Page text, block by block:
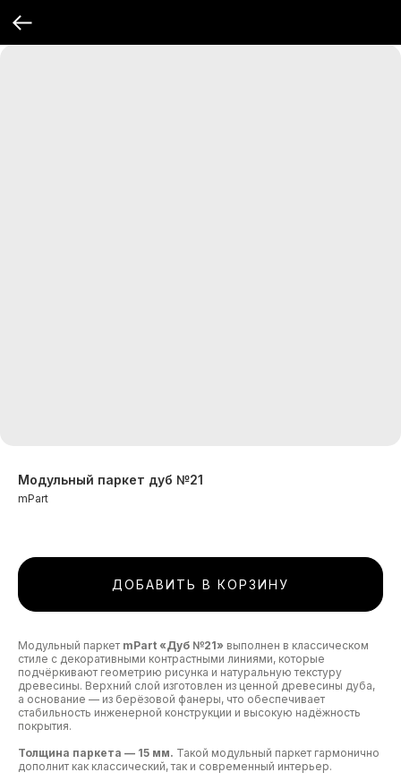
Модульный паркет дуб №21
mPart
ДОБАВИТЬ В КОРЗИНУ
Модульный паркет mPart «Дуб №21» выполнен в классическом
стиле с декоративными контрастными линиями, которые
подчёркивают геометрию рисунка и натуральную текстуру
древесины. Верхний слой изготовлен из ценной древесины дуба,
а основание — из берёзовой фанеры, что обеспечивает
стабильность инженерной конструкции и высокую надёжность
покрытия.
Толщина паркета — 15 мм. Такой модульный паркет гармонично
дополнит как классический, так и современный интерьер.